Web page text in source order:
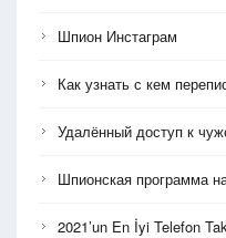
Шпион Инстаграм
Как узнать с кем
Удалённый доступ к
Шпионская программа
2021’un En İyi Telefon